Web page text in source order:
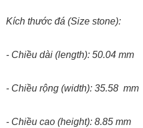
Kích thước đá (Size stone):
- Chiều dài (length): 50.04 mm
- Chiều rộng (width): 35.58 mm
- Chiều cao (height): 8.85 mm